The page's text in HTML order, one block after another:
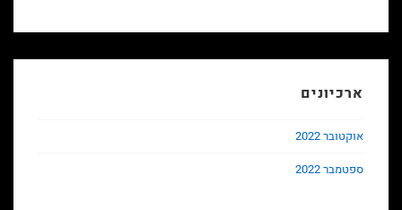
ארכיונים
אוקטובר 2022
ספטמבר 2022